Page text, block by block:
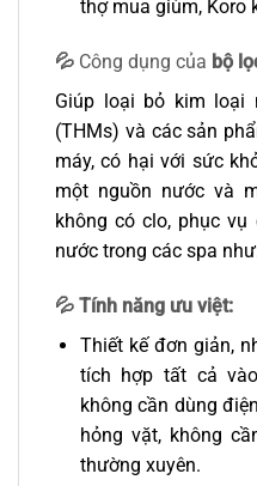
thợ mua giùm, Koro
💦 Công dụng của bộ
Giúp loại bỏ kim loại
(THMs) và các sản
máy, có hại với sức
một nguồn nước và
không có clo, phục
nước trong các spa
💦 Tính năng ưu việt:
Thiết kế đơn giản,
tích hợp tất cả
không cần dùng
hỏng vặt, không
thường xuyên.